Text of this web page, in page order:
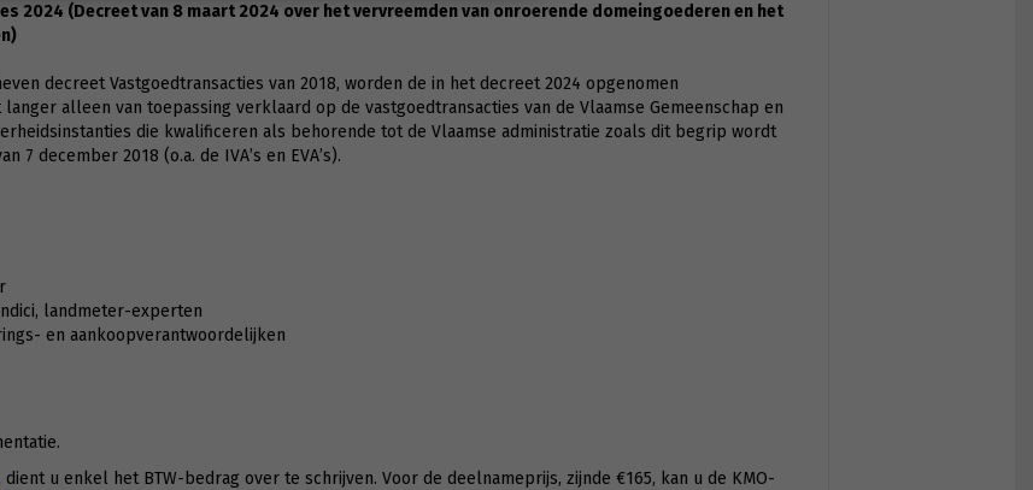
2024 (Decreet van 8 maart 2024 over het vervreemden van onroerende domeingoederen en het
decreet Vastgoedtransacties van 2018, worden de in het decreet 2024 opgenomen
alleen van toepassing verklaard op de vastgoedtransacties van de Vlaamse Gemeenschap en
die kwalificeren als behorende tot de Vlaamse administratie zoals dit begrip wordt
december 2018 (o.a. de IVA’s en EVA’s).
landmeter-experten
en aankoopverantwoordelijken
dient u enkel het BTW-bedrag over te schrijven. Voor de deelnameprijs, zijnde €165, kan u de KMO-